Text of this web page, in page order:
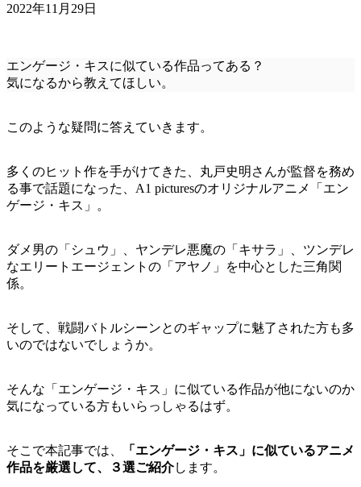
2022年11月29日
エンゲージ・キスに似ている作品ってある？
気になるから教えてほしい。
このような疑問に答えていきます。
多くのヒット作を手がけてきた、丸戸史明さんが監督を務め
る事で話題になった、A1 picturesのオリジナルアニメ「エン
ゲージ・キス」。
ダメ男の「シュウ」、ヤンデレ悪魔の「キサラ」、ツンデレ
なエリートエージェントの「アヤノ」を中心とした三角関
係。
そして、戦闘バトルシーンとのギャップに魅了された方も多
いのではないでしょうか。
そんな「エンゲージ・キス」に似ている作品が他にないのか
気になっている方もいらっしゃるはず。
そこで本記事では、
「エンゲージ・キス」に似ているアニメ
作品を厳選して、３選ご紹介します。